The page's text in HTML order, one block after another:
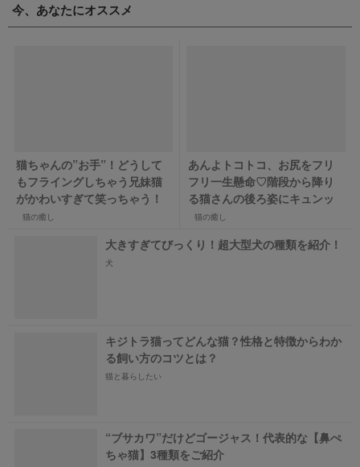
今、あなたにオススメ
猫ちゃんの”お手”！どうして
もフライングしちゃう兄妹猫
がかわいすぎて笑っちゃう！
猫の癒し
あんよトコトコ、お尻をフリ
フリ一生懸命♡階段から降り
る猫さんの後ろ姿にキュンッ
猫の癒し
大きすぎてびっくり！超大型犬の種類を紹介！
犬
キジトラ猫ってどんな猫？性格と特徴からわか
る飼い方のコツとは？
猫と暮らしたい
“ブサカワ”だけどゴージャス！代表的な【鼻ぺ
ちゃ猫】3種類をご紹介